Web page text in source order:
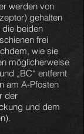
werden von
gehalten
die beiden
frei
wie sie
möglicherweise
„BC“ entfernt
am A-Pfosten
der
und dem